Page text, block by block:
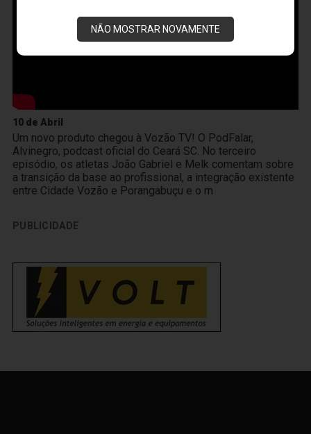
NÃO MOSTRAR NOVAMENTE
10 de Abril
Um novo produto chegou à Vozão TV! O PodFalar,
Alvinegro, podcast oficial do Ceará SC. No terceiro
episódio, os atletas João Gabriel e Melk comentam sobre
a transição da base ao profissional, a integração existente
entre Cidade Vozão e Porangabuçu e o m
PUBLICIDADE